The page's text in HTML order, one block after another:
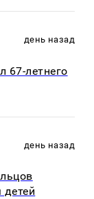
день назад
67-летнего
день назад